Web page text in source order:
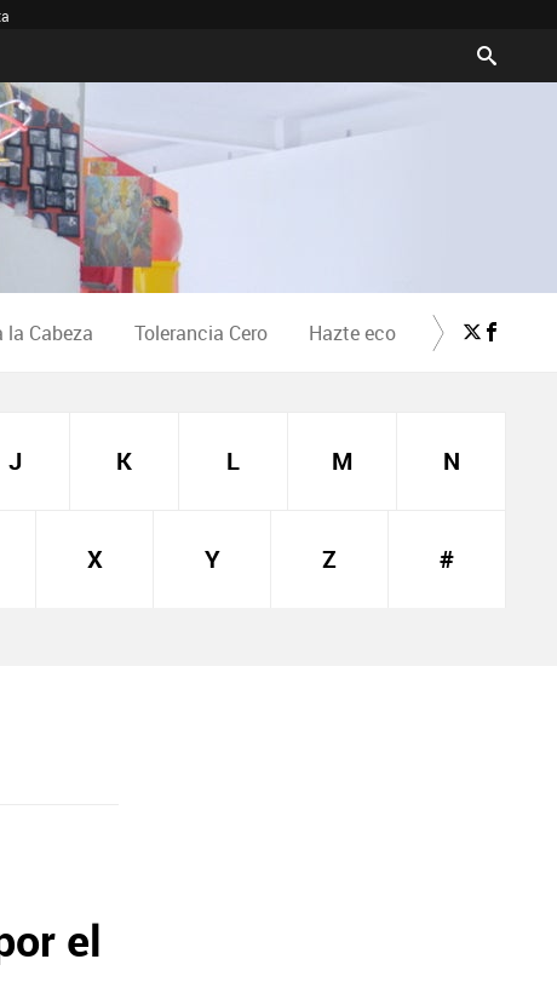
la Cabeza Tolerancia Cero Hazte eco Crea Cultura
J K L M N
X Y Z #
el